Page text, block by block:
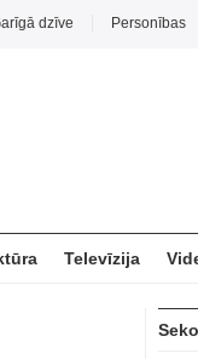
dzīve Personības
Televīzija